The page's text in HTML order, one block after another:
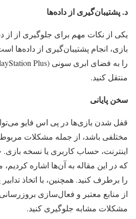
د. پشتیبان‌گیری از داده‌ها
یکی از نکات مهم برای جلوگیری از
بازی، انجام پشتیبان‌گیری از داده‌ها
منتقل کنید.
سخن پایانی
قفل شدن بازی‌ها در پی اس فایو
مختلفی باشد، از جمله مشکلات
اینترنت، حساب کاربری یا نسخه
که در این مقاله به آن‌ها اشاره کردیم،
را برطرف کنید. همچنین، با اتخاذ
از منابع معتبر و فعال‌سازی
مشکلات مشابه جلوگیری کنید.